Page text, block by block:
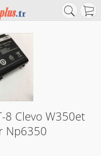
8 Clevo W350et
Np6350